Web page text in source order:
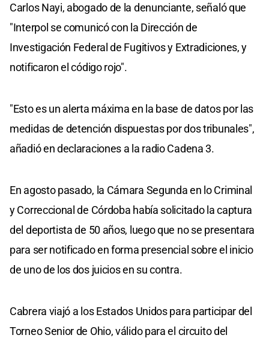
Carlos Nayi, abogado de la denunciante, señaló que
"Interpol se comunicó con la Dirección de
Investigación Federal de Fugitivos y Extradiciones, y
notificaron el código rojo".
"Esto es un alerta máxima en la base de datos por las
medidas de detención dispuestas por dos tribunales",
añadió en declaraciones a la radio Cadena 3.
En agosto pasado, la Cámara Segunda en lo Criminal
y Correccional de Córdoba había solicitado la captura
del deportista de 50 años, luego que no se presentara
para ser notificado en forma presencial sobre el inicio
de uno de los dos juicios en su contra.
Cabrera viajó a los Estados Unidos para participar del
Torneo Senior de Ohio, válido para el circuito del